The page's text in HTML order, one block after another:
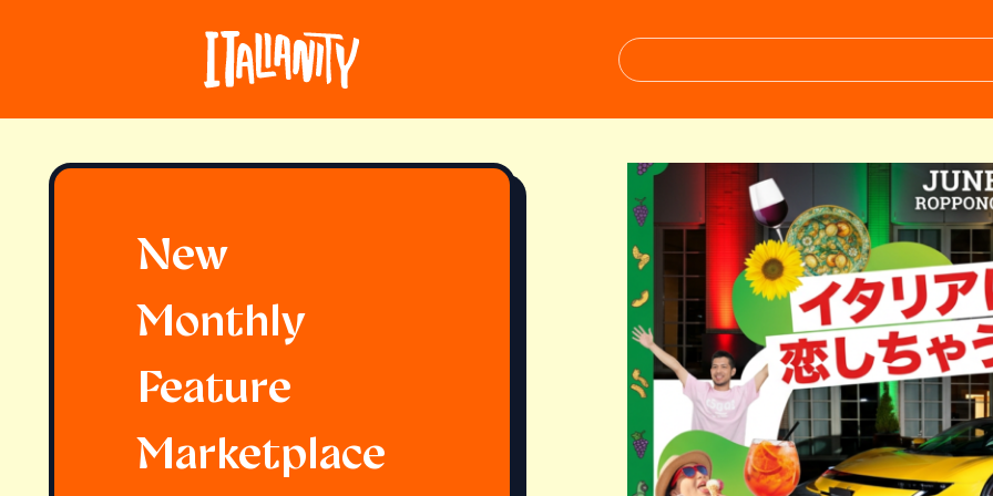
New
Monthly
Feature
Marketplace